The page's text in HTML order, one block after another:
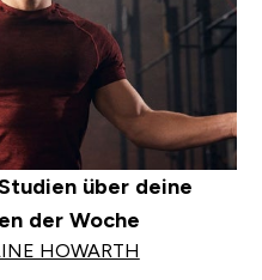
über deine
der Woche
HOWARTH